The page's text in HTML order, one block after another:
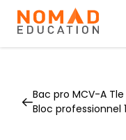
Bac pro MCV-A Tle
Bloc professionnel